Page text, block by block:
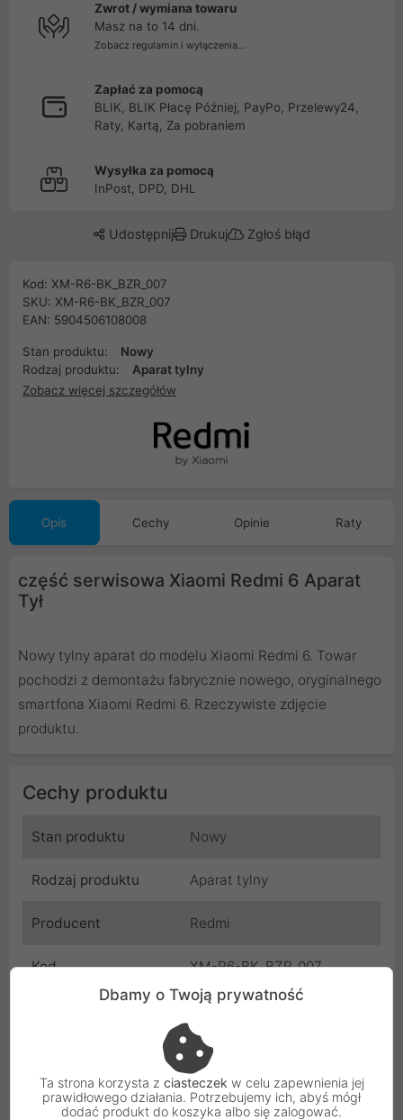
Zwrot / wymiana towaru
Masz na to 14 dni.
Zobacz regulamin i wyłączenia...
Zapłać za pomocą
BLIK, BLIK Płacę Później, PayPo, Przelewy24,
Raty, Kartą, Za pobraniem
Wysyłka za pomocą
InPost, DPD, DHL
Udostępnij Drukuj Zgłoś błąd
Kod: XM-R6-BK_BZR_007
SKU: XM-R6-BK_BZR_007
EAN: 5904506108008
Stan produktu:
Nowy
Rodzaj produktu:
Aparat tylny
Zobacz więcej szczegółów
Opis Cechy Opinie Raty
część serwisowa Xiaomi Redmi 6 Aparat
Tył
Nowy tylny aparat do modelu Xiaomi Redmi 6. Towar
pochodzi z demontażu fabrycznie nowego, oryginalnego
smartfona Xiaomi Redmi 6. Rzeczywiste zdjęcie
produktu.
Cechy produktu
Stan produktu Nowy
Rodzaj produktu Aparat tylny
Producent Redmi
Kod XM-R6-BK_BZR_007
5904506108008
Gwarancja
3 miesiące
Dbamy o Twoją prywatność
Ta strona korzysta z ciasteczek w celu zapewnienia jej
prawidłowego działania. Potrzebujemy ich, abyś mógł
dodać produkt do koszyka albo się zalogować.